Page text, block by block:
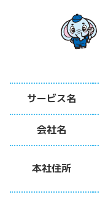
サービス名
会社名
本社住所